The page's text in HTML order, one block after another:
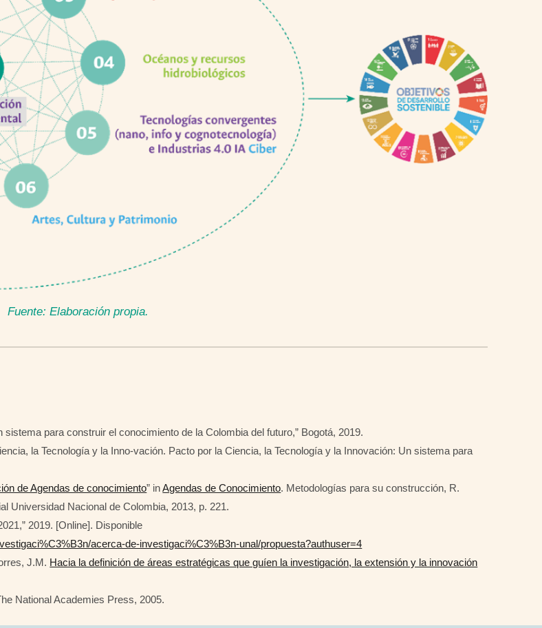
Fuente: Elaboración propia.
para construir el conocimiento de la Colombia del futuro,” Bogotá, 2019.
la Tecnología y la Inno-vación. Pacto por la Ciencia, la Tecnología y la Innovación: Un sistema para
de Agendas de conocimiento” inAgendas de Conocimiento. Metodologías para su construcción, R.
Universidad Nacional de Colombia, 2013, p. 221.
2019. [Online]. Disponible
acerca-de-investigaci%C3%B3n-unal/propuesta?authuser=4
J.M. Hacia la definición de áreas estratégicas que guíen la investigación, la extensión y la innovación
National Academies Press, 2005.